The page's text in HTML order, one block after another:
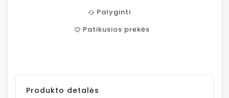
cached Palyginti
favorite_border Patikusios prekės
Produkto detalės